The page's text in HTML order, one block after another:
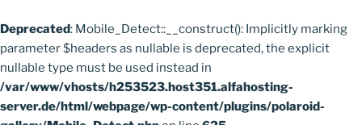
Deprecated: Mobile_Detect::__construct(): Implicitly marking
parameter $headers as nullable is deprecated, the explicit
nullable type must be used instead in
/var/www/vhosts/h253523.host351.alfahosting-
server.de/html/webpage/wp-content/plugins/polaroid-